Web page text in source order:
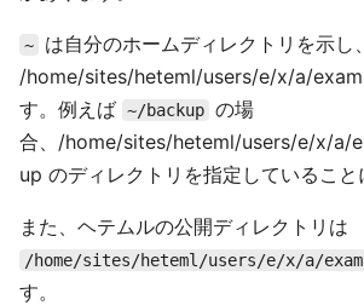
~
は自分のホームディレクトリを示し
/home/sites/heteml/users/e/x/a/
す。例えば ~/backup の場
合、/home/sites/heteml/users/e/x/a/
up のディレクトリを指定していること
また、ヘテムルの公開ディレクトリは
/home/sites/heteml/users/e/x/a/
す。